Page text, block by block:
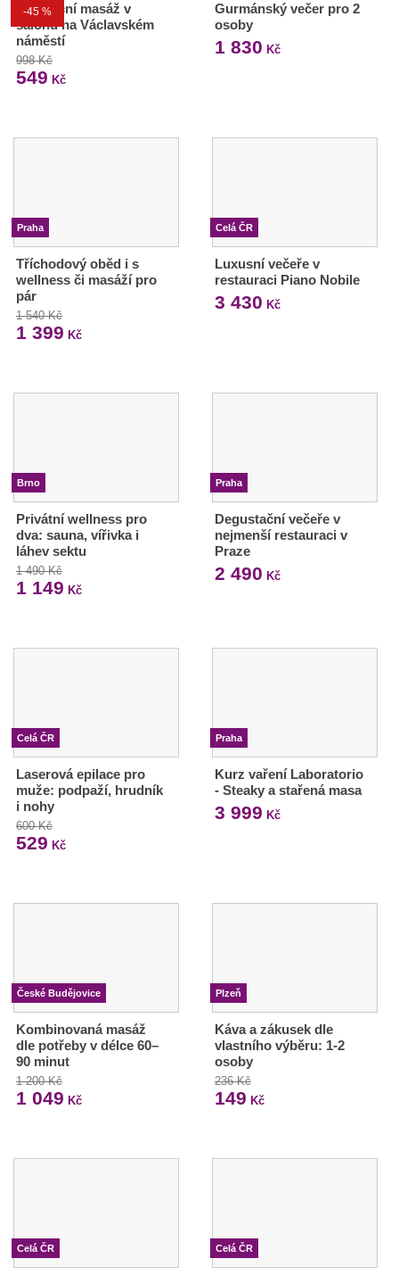
-45 %
Relaxační masáž v
salonu na Václavském
náměstí
998 Kč
549 Kč
Gurmánský večer pro 2
osoby
1 830 Kč
Praha
Tříchodový oběd i s
wellness či masáží pro
pár
1 540 Kč
1 399 Kč
Celá ČR
Luxusní večeře v
restauraci Piano Nobile
3 430 Kč
Brno
Privátní wellness pro
dva: sauna, vířivka i
láhev sektu
1 490 Kč
1 149 Kč
Praha
Degustační večeře v
nejmenší restauraci v
Praze
2 490 Kč
Celá ČR
Laserová epilace pro
muže: podpaží, hrudník
i nohy
600 Kč
529 Kč
Praha
Kurz vaření Laboratorio
- Steaky a stařená masa
3 999 Kč
České Budějovice
Kombinovaná masáž
dle potřeby v délce 60–
90 minut
1 200 Kč
1 049 Kč
Plzeň
Káva a zákusek dle
vlastního výběru: 1-2
osoby
236 Kč
149 Kč
Celá ČR Celá ČR